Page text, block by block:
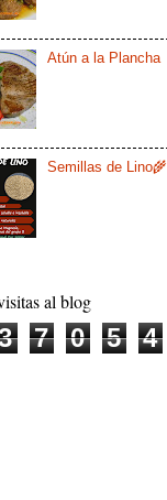
Atún a la Plancha
Semillas de Lino🌾
al blog
7 0 5 4